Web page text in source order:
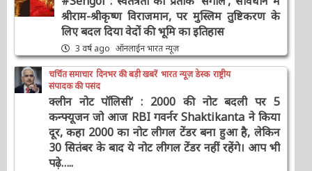
श्रीराम-श्रीकृष्ण विराजमान, पर मुस्लिम तुष्टिकरण के
लिए बदल दिया वेदों की भूमि का इतिहास
3 वर्ष ago ऑनलाईन भारत न्यूज़
चर्चित समाचार दिनभर की बड़ी खबरें भारत न्यूज़ डेस्क राष्ट्रीय
संपादक की पसंद
क्लीन नोट पॉलिसी’ : 2000 की नोट बदली पर 5
कन्फ्यूजन जो आज RBI गवर्नर Shaktikanta ने किया
दूर, कहा 2000 का नोट लीगल टेंडर बना हुआ है, लेकिन
30 सितंबर के बाद ये नोट लीगल टेंडर नहीं रहेंगे। आप भी
पढ़े…..